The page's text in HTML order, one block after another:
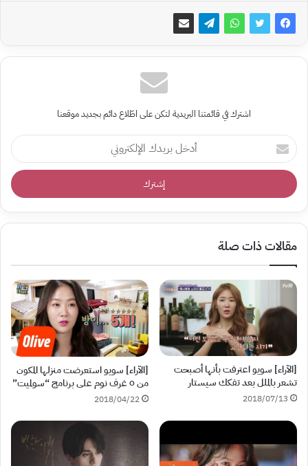
اشترك في قائمتنا البريدية لتكن على اطّلاع دائم بجديد موقعنا
أدخل
بريدك
الإلكتروني
مقالات ذات صلة
[الآراء] سويو اعترفت بأنها أصبحت
تشعر بالملل بعد تفكك سيستار
2018/07/13
[الآراء] سويو استعرضت منزلها المكون
من ٥ غرف نوم على برنامج “سولميت”
2018/04/22